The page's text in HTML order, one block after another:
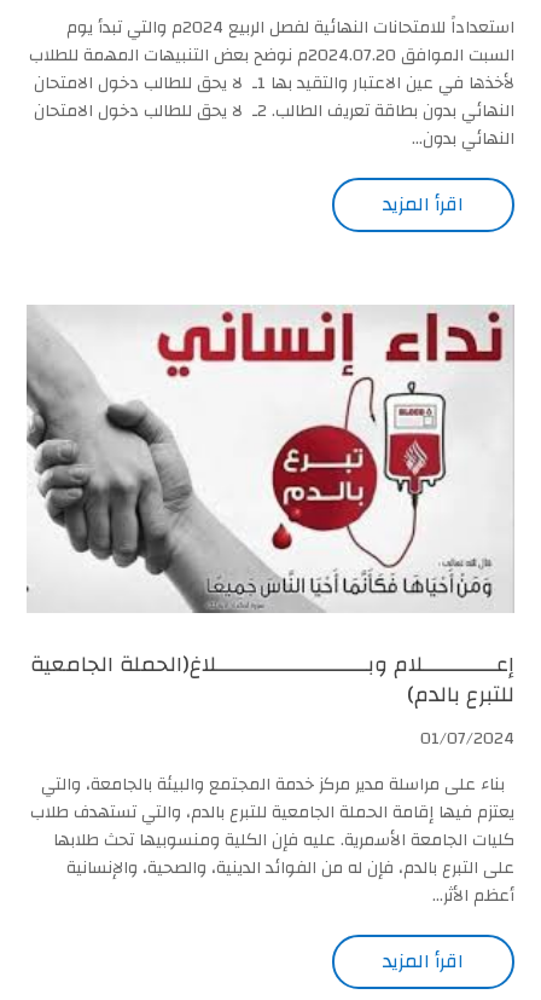
استعداداً للامتحانات النهائية لفصل الربيع 2024م والتي تبدأ يوم
السبت الموافق 2024.07.20م نوضح بعض التنبيهات المهمة للطلاب
لأخذها في عين الاعتبار والتقيد بها 1ـ لا يحق للطالب دخول الامتحان
النهائي بدون بطاقة تعريف الطالب. 2ـ لا يحق للطالب دخول الامتحان
النهائي بدون...
اقرأ المزيد
إعــــــــــــلام وبـــــــــــــــــــــــــلاغ(الحملة الجامعية
للتبرع بالدم)
01/07/2024
بناء على مراسلة مدير مركز خدمة المجتمع والبيئة بالجامعة، والتي
يعتزم فيها إقامة الحملة الجامعية للتبرع بالدم، والتي تستهدف طلاب
كليات الجامعة الأسمرية. عليه فإن الكلية ومنسوبيها تحث طلابها
على التبرع بالدم، فإن له من الفوائد الدينية، والصحية، والإنسانية
أعظم الأثر...
اقرأ المزيد